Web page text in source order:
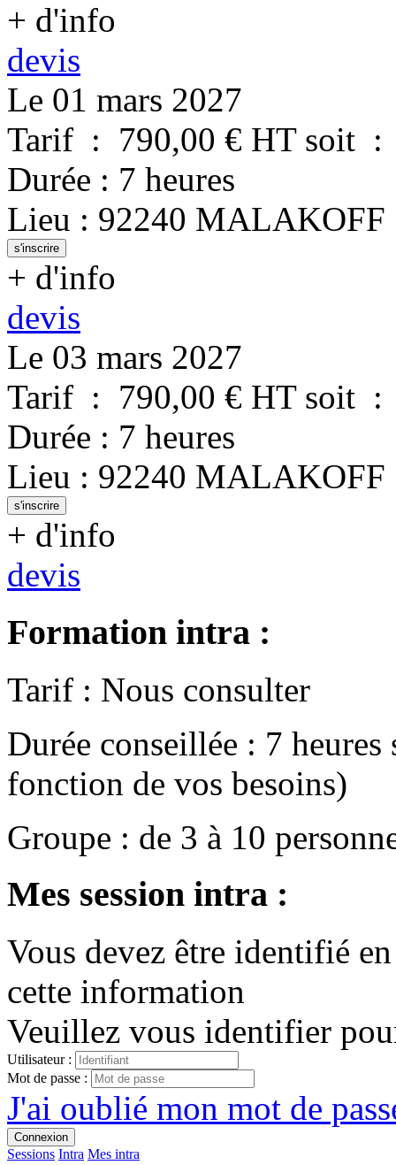
+ d'info
devis
Le 01 mars 2027
Tarif : 790,00 € HT soit :
Durée : 7 heures
Lieu : 92240 MALAKOFF
s'inscrire
+ d'info
devis
Le 03 mars 2027
Tarif : 790,00 € HT soit :
Durée : 7 heures
Lieu : 92240 MALAKOFF
s'inscrire
+ d'info
devis
Formation intra :
Tarif : Nous consulter
Durée conseillée : 7 heures
fonction de vos besoins)
Groupe : de 3 à 10
Mes session intra :
Vous devez être identifié
cette information
Veuillez vous identifier
Utilisateur :
Mot de passe :
J'ai oublié mon mot de
Connexion
Sessions Intra Mes intra